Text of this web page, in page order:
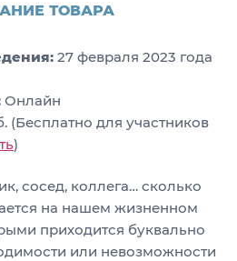
ТОВАРА
27 февраля 2023 года
Онлайн
(Бесплатно для участников
)
сосед, коллега… сколько
на нашем жизненном
приходится буквально
или невозможности